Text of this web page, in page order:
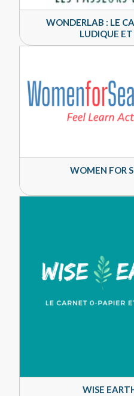
WONDERLAB : LE
LUDIQUE
WOMEN FOR
WISE